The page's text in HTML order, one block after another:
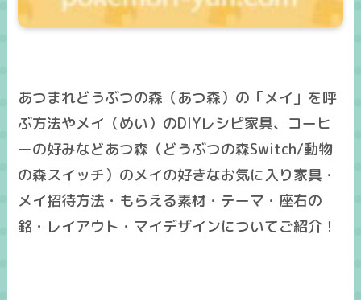
あつまれどうぶつの森（あつ森）の「メイ」を呼
ぶ方法やメイ（めい）のDIYレシピ家具、コーヒ
ーの好みなどあつ森（どうぶつの森Switch/動物
の森スイッチ）のメイの好きなお気に入り家具・
メイ招待方法・もらえる素材・テーマ・座右の
銘・レイアウト・マイデザインについてご紹介！